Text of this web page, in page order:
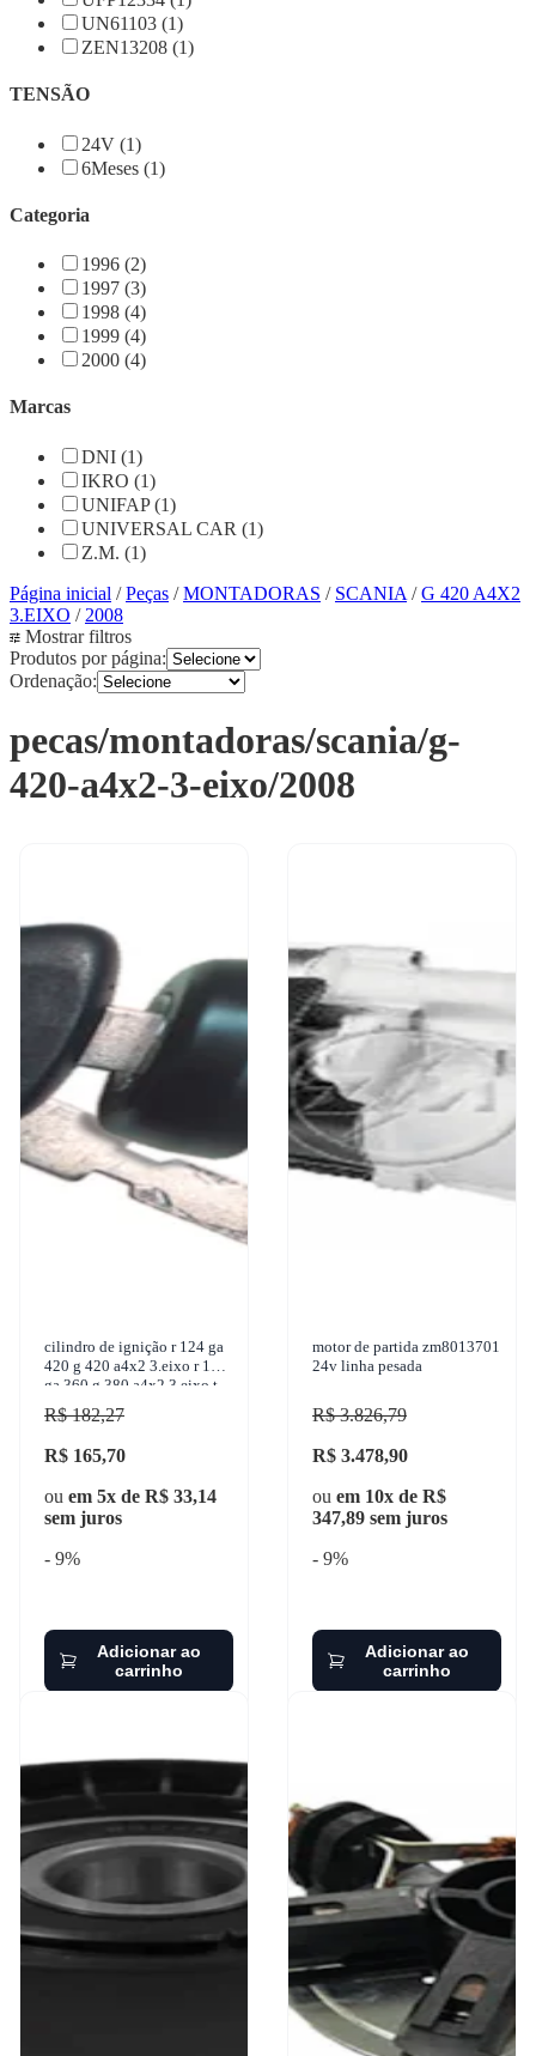
UN61103 (1)
ZEN13208 (1)
TENSÃO
24V (1)
6Meses (1)
Categoria
1996 (2)
1997 (3)
1998 (4)
1999 (4)
2000 (4)
Marcas
DNI (1)
IKRO (1)
UNIFAP (1)
UNIVERSAL CAR (1)
Z.M. (1)
Página inicial /Peças /MONTADORAS / SCANIA /G 420 A4X2
3.EIXO / 2008
Mostrar filtros
Produtos por página:
Ordenação:
pecas/montadoras/scania/g-
420-a4x2-3-eixo/2008
cilindro de ignição r 124 ga
420 g 420 a4x2 3.eixo r 124
ga 360 g 380 a4x2 3.eixo t
124 ga 360 1997-2012
universa
R$ 182,27
R$ 165,70
ou em 5x de R$ 33,14
sem juros
- 9%
Adicionar ao
carrinho
motor de partida zm8013701
24v linha pesada
R$ 3.826,79
R$ 3.478,90
ou em 10x de R$
347,89 sem juros
- 9%
Adicionar ao
carrinho